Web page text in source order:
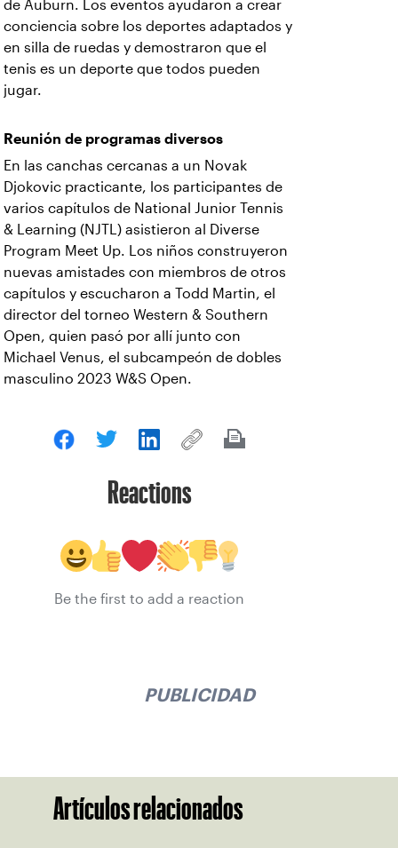
de Auburn. Los eventos ayudaron a crear
conciencia sobre los deportes adaptados y
en silla de ruedas y demostraron que el
tenis es un deporte que todos pueden
jugar.
Reunión de programas diversos
En las canchas cercanas a un Novak
Djokovic practicante, los participantes de
varios capítulos de National Junior Tennis
& Learning (NJTL) asistieron al Diverse
Program Meet Up. Los niños construyeron
nuevas amistades con miembros de otros
capítulos y escucharon a Todd Martin, el
director del torneo Western & Southern
Open, quien pasó por allí junto con
Michael Venus, el subcampeón de dobles
masculino 2023 W&S Open.
Reactions
Be the first to add a reaction
PUBLICIDAD
Artículos relacionados